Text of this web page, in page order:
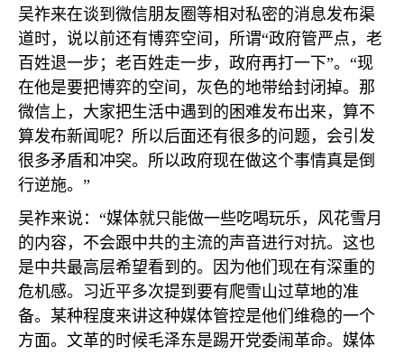
吴祚来在谈到微信朋友圈等相对私密的消息发布渠
道时，说以前还有博弈空间，所谓“政府管严点，老
百姓退一步；老百姓走一步，政府再打一下”。“现
在他是要把博弈的空间，灰色的地带给封闭掉。那
微信上，大家把生活中遇到的困难发布出来，算不
算发布新闻呢？所以后面还有很多的问题，会引发
很多矛盾和冲突。所以政府现在做这个事情真是倒
行逆施。”
吴祚来说：“媒体就只能做一些吃喝玩乐，风花雪月
的内容，不会跟中共的主流的声音进行对抗。这也
是中共最高层希望看到的。因为他们现在有深重的
危机感。习近平多次提到要有爬雪山过草地的准
备。某种程度来讲这种媒体管控是他们维稳的一个
方面。文革的时候毛泽东是踢开党委闹革命。媒体